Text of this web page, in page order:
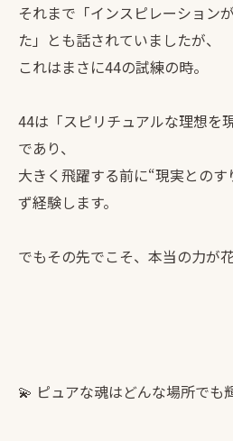
それまで「インスピレーション
た」とも話されていましたが、
これはまさに44の試練の時。
44は「スピリチュアルな理想を
であり、
大きく飛躍する前に“現実との
ず経験します。
でもその先でこそ、本当の力が
💫 ピュアな魂はどんな場所でも